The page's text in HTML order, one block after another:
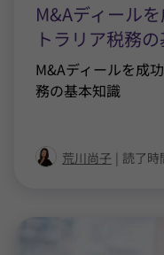
M&Aディール
トラリア税務
M&Aディールを成
務の基本知識
荒川尚子 | 読了時